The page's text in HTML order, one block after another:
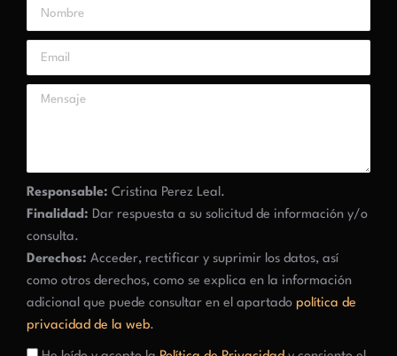
Responsable: Cristina Perez Leal.
Finalidad: Dar respuesta a su solicitud de información y/o
consulta.
Derechos: Acceder, rectificar y suprimir los datos, así
como otros derechos, como se explica en la información
adicional que puede consultar en el apartado política de
privacidad de la web.